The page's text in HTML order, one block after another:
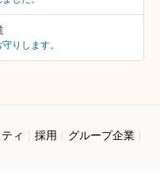
りします。
ィ 採用
グループ企業